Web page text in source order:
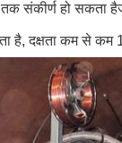
हो सकता
है, दक्षता कम से कम